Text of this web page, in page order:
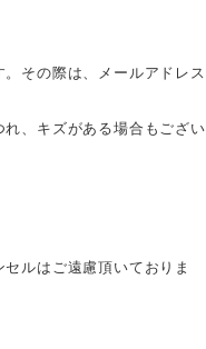
その際は、メールアドレス
、キズがある場合もござい
ルはご遠慮頂いておりま